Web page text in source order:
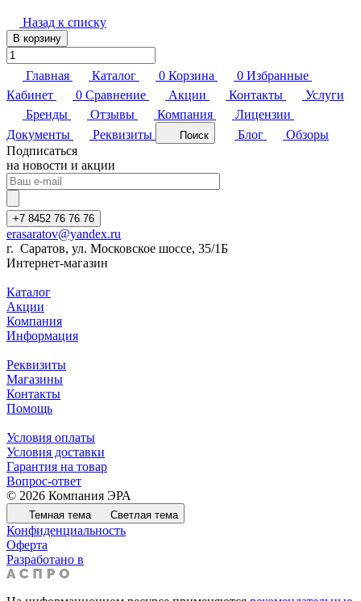
Назад к списку
В корзину
Главная Каталог 0 Корзина 0 Избранные
Кабинет
0 Сравнение Акции Контакты
Услуги
Бренды
Отзывы Компания
Лицензии
Документы
Реквизиты Поиск Блог
Обзоры
Подписаться
на новости и акции
+7 8452 76 76 76
erasaratov@yandex.ru
г. Саратов, ул. Московское шоссе, 35/1Б
Интернет-магазин
Каталог
Акции
Компания
Информация
Реквизиты
Магазины
Контакты
Помощь
Условия оплаты
Условия доставки
Гарантия на товар
Вопрос-ответ
© 2026 Компания ЭРА
Темная тема Светлая тема
Конфиденциальность
Оферта
Разработано в